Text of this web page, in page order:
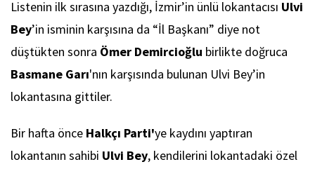
Listenin ilk sırasına yazdığı, İzmir’in ünlü lokantacısı Ulvi
Bey’in isminin karşısına da “İl Başkanı” diye not
düştükten sonra Ömer Demircioğlu birlikte doğruca
Basmane Garı'nın karşısında bulunan Ulvi Bey’in
lokantasına gittiler.
Bir hafta önce Halkçı Parti'ye kaydını yaptıran
lokantanın sahibi Ulvi Bey, kendilerini lokantadaki özel